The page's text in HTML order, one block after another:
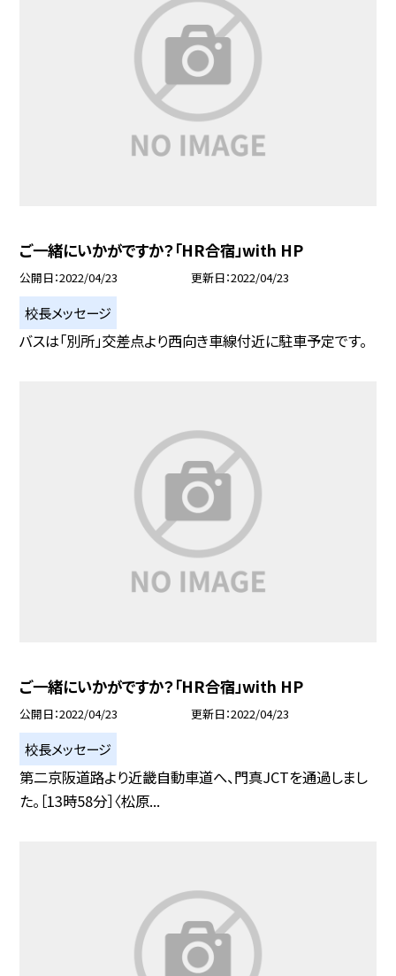
ご一緒にいかがですか？「HR合宿」with HP
公開日 2022/04/23 更新日 2022/04/23
校長メッセージ
バスは「別所」交差点より西向き車線付近に駐車予定です。
ご一緒にいかがですか？「HR合宿」with HP
公開日 2022/04/23 更新日 2022/04/23
校長メッセージ
第二京阪道路より近畿自動車道へ、門真JCTを通過しまし
た。［13時58分］〈松原...